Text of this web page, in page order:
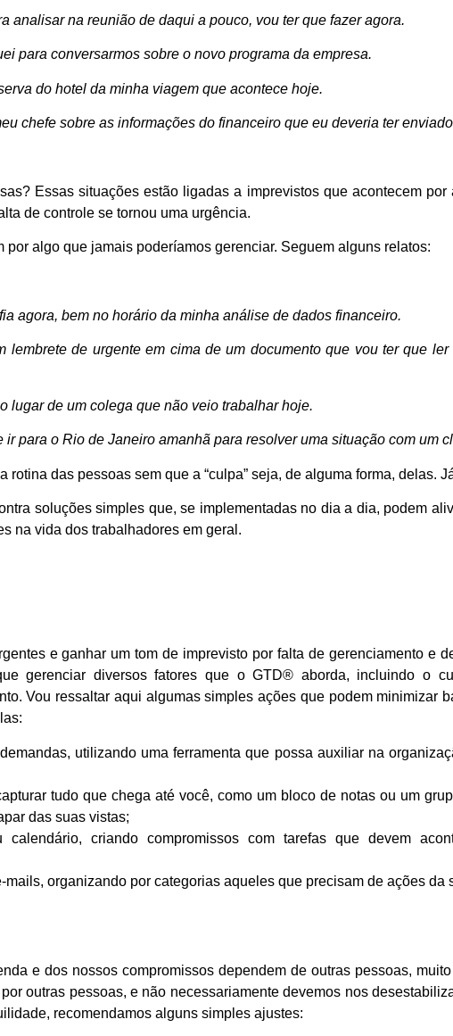
analisar na reunião de daqui a pouco, vou ter que fazer agora.
para conversarmos sobre o novo programa da empresa.
do hotel da minha viagem que acontece hoje.
chefe sobre as informações do financeiro que eu deveria ter
Essas situações estão ligadas a imprevistos que acontecem
de controle se tornou uma urgência.
por algo que jamais poderíamos gerenciar. Seguem alguns relatos:
agora, bem no horário da minha análise de dados financeiro.
lembrete de urgente em cima de um documento que vou ter que
lugar de um colega que não veio trabalhar hoje.
para o Rio de Janeiro amanhã para resolver uma situação com um
rotina das pessoas sem que a “culpa” seja, de alguma forma, delas.
soluções simples que, se implementadas no dia a dia, podem
na vida dos trabalhadores em geral.
e ganhar um tom de imprevisto por falta de gerenciamento e
gerenciar diversos fatores que o GTD® aborda, incluindo o
Vou ressaltar aqui algumas simples ações que podem minimizar
utilizando uma ferramenta que possa auxiliar na
tudo que chega até você, como um bloco de notas ou um
das suas vistas;
criando compromissos com tarefas que devem
organizando por categorias aqueles que precisam de ações da
e dos nossos compromissos dependem de outras pessoas,
outras pessoas, e não necessariamente devemos nos
recomendamos alguns simples ajustes: